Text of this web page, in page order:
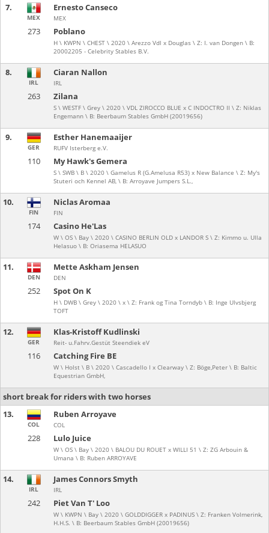
7.
273 Poblano
H \ KWPN \ CHEST \ 2020 \ Arezzo Vdl x Douglas \ Z: I. van Dongen \ B:
20002205 - Celebrity Stables B.V.
MEX
Ernesto Canseco
MEX
8.
263 Zilana
S \ WESTF \ Grey \ 2020 \ VDL ZIROCCO BLUE x C INDOCTRO II \ Z: Niklas
Engemann \ B: Beerbaum Stables GmbH (20019656)
IRL
Ciaran Nallon
IRL
9.
110 My Hawk's Gemera
S \ SWB \ B \ 2020 \ Gamelus R (G.Amelusa R53) x New Balance \ Z: My's
Stuteri och Kennel AB, \ B: Arroyave Jumpers S.L.,
GER
Esther Hanemaaijer
RUFV Isterberg e.V.
10.
174 Casino He'Las
W \ OS \ Bay \ 2020 \ CASINO BERLIN OLD x LANDOR S \ Z: Kimmo u. Ulla
Helasuo \ B: Oriasema HELASUO
FIN
Niclas Aromaa
FIN
11.
252 Spot On K
H \ DWB \ Grey \ 2020 \ x \ Z: Frank og Tina Torndyb \ B: Inge Ulvsbjerg
TOFT
DEN
Mette Askham Jensen
DEN
12.
116 Catching Fire BE
W \ Holst \ B \ 2020 \ Cascadello I x Clearway \ Z: Böge,Peter \ B: Baltic
Equestrian GmbH,
GER
Klas-Kristoff Kudlinski
Reit- u.Fahrv.Gestüt Steendiek eV
short break for riders with two horses
13.
228 Lulo Juice
W \ OS \ Bay \ 2020 \ BALOU DU ROUET x WILLI 51 \ Z: ZG Arbouin &
Umana \ B: Ruben ARROYAVE
COL
Ruben Arroyave
COL
14.
242 Piet Van T' Loo
W \ KWPN \ Bay \ 2020 \ GOLDDIGGER x PADINUS \ Z: Franken Volmerink,
H.H.S. \ B: Beerbaum Stables GmbH (20019656)
IRL
James Connors Smyth
IRL